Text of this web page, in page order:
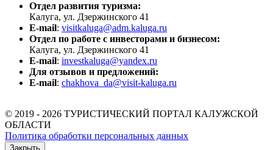
Отдел развития туризма:
Калуга, ул. Дзержинского 41
E-mail: visitkaluga@adm.kaluga.ru
Отдел по работе с инвесторами и бизнесом:
Калуга, ул. Дзержинского 41
E-mail: investkaluga@yandex.ru
Для отзывов и предложений:
E-mail: chakhova_da@visit-kaluga.ru
© 2019 - 2026 ТУРИСТИЧЕСКИЙ ПОРТАЛ КАЛУЖСКОЙ
ОБЛАСТИ
Политика обработки персональных данных
Закрыть